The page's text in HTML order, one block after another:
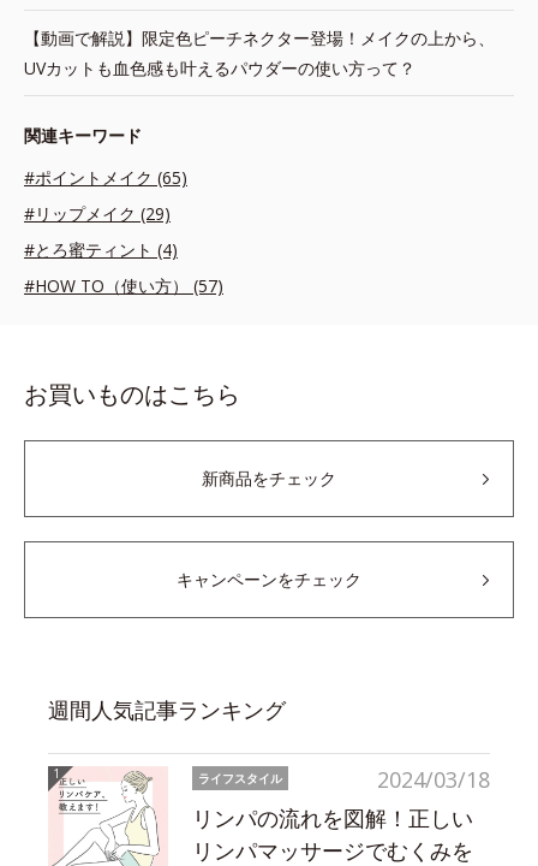
【動画で解説】限定色ピーチネクター登場！メイクの上から、
UVカットも血色感も叶えるパウダーの使い方って？
関連キーワード
#ポイントメイク (65)
#リップメイク (29)
#とろ蜜ティント (4)
#HOW TO（使い方） (57)
お買いものはこちら
新商品をチェック
キャンペーンをチェック
週間人気記事ランキング
2024/03/18
ライフスタイル
リンパの流れを図解！正しい
リンパマッサージでむくみを